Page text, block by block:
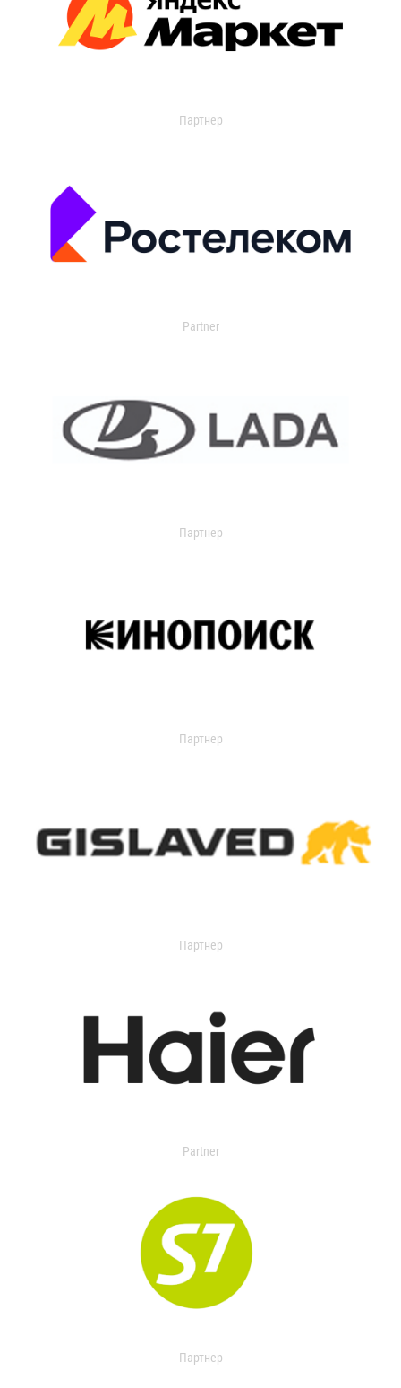
Партнер
Partner
Партнер
Партнер
Партнер
Partner
Партнер